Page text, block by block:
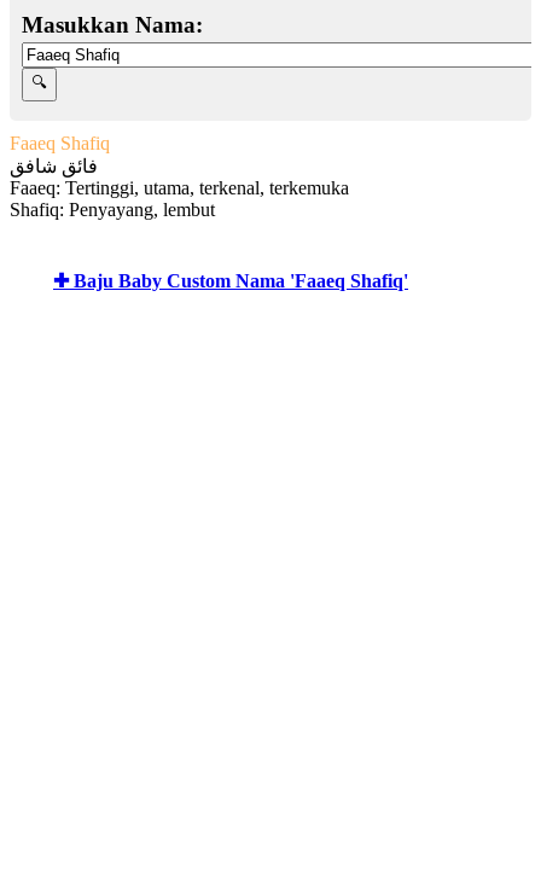
Masukkan Nama:
Faaeq Shafiq
فائق شافق
Faaeq: Tertinggi, utama, terkenal, terkemuka
Shafiq: Penyayang, lembut
✚ Baju Baby Custom Nama 'Faaeq Shafiq'